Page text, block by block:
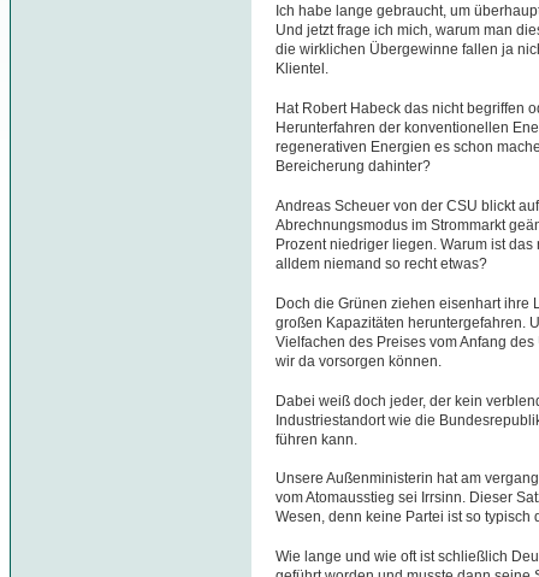
Ich habe lange gebraucht, um
Und jetzt frage ich mich, warum man
die wirklichen Übergewinne fallen ja
Klientel.
Hat Robert Habeck das nicht begriffen
Herunterfahren der konventionellen
regenerativen Energien es schon
Bereicherung dahinter?
Andreas Scheuer von der CSU blickt
Abrechnungsmodus im Strommarkt
Prozent niedriger liegen. Warum ist
alldem niemand so recht etwas?
Doch die Grünen ziehen eisenhart ihre
großen Kapazitäten heruntergefahren.
Vielfachen des Preises vom Anfang
wir da vorsorgen können.
Dabei weiß doch jeder, der kein
Industriestandort wie die
führen kann.
Unsere Außenministerin hat am
vom Atomausstieg sei Irrsinn. Dieser
Wesen, denn keine Partei ist so typisch
Wie lange und wie oft ist schließlich